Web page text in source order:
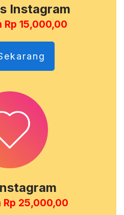
Instagram
Rp 15,000,00
Rp 25,000,00